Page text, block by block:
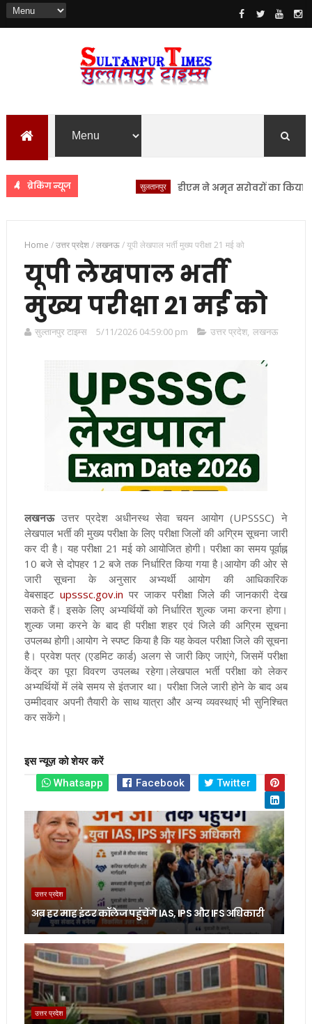
ब्रेकिंग न्यूज डीएम ने अमृत सरोवरों का किया स्थलीय
Home /उत्तर प्रदेश/लखनऊ/यूपी लेखपाल भर्ती मुख्य परीक्षा 21 मई को
यूपी लेखपाल भर्ती
मुख्य परीक्षा 21 मई को
सुल्तानपुर टाइम्स 5/11/2026 04:59:00 pm उत्तर प्रदेश, लखनऊ
लखनऊउत्तर प्रदेश अधीनस्थ सेवा चयन आयोग (UPSSSC) ने
लेखपाल भर्ती की मुख्य परीक्षा के लिए परीक्षा जिलों की अग्रिम सूचना जारी
कर दी है। यह परीक्षा 21 मई को आयोजित होगी। परीक्षा का समय पूर्वाह्न
10 बजे से दोपहर 12 बजे तक निर्धारित किया गया है।आयोग की ओर से
जारी सूचना के अनुसार अभ्यर्थी आयोग की आधिकारिक
वेबसाइट upsssc.gov.in पर जाकर परीक्षा जिले की जानकारी देख
सकते हैं। इसके लिए अभ्यर्थियों को निर्धारित शुल्क जमा करना होगा।
शुल्क जमा करने के बाद ही परीक्षा शहर एवं जिले की अग्रिम सूचना
उपलब्ध होगी।आयोग ने स्पष्ट किया है कि यह केवल परीक्षा जिले की सूचना
है। प्रवेश पत्र (एडमिट कार्ड) अलग से जारी किए जाएंगे, जिसमें परीक्षा
केंद्र का पूरा विवरण उपलब्ध रहेगा।लेखपाल भर्ती परीक्षा को लेकर
अभ्यर्थियों में लंबे समय से इंतजार था। परीक्षा जिले जारी होने के बाद अब
उम्मीदवार अपनी तैयारी के साथ यात्रा और अन्य व्यवस्थाएं भी सुनिश्चित
कर सकेंगे।
इस न्यूज़ को शेयर करें
Whatsapp
Facebook Twitter
उत्तर प्रदेश
अब हर माह इंटर कॉलेज पहुंचेंगे IAS, IPS और IFS अधिकारी
उत्तर प्रदेश